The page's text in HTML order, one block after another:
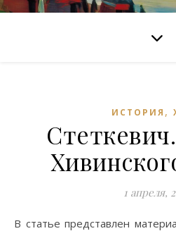
ИСТОРИЯ ,
1 апреля,
В статье представлен материал о жизни в Хивинском